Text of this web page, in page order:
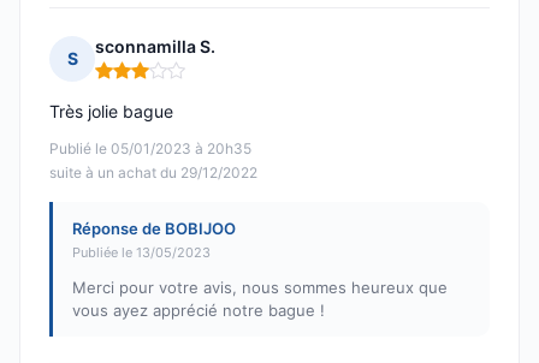
S
sconnamilla S.
Note : 3 sur 5
Publié le 05/01/2023 à 20h35
suite à un achat du 29/12/2022
Très jolie bague
Réponse de BOBIJOO
Publiée le 13/05/2023
Merci pour votre avis, nous sommes heureux que
vous ayez apprécié notre bague !